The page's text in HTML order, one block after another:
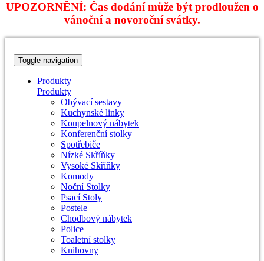
UPOZORNĚNÍ: Čas dodání může být prodloužen o
vánoční a novoroční svátky.
Toggle navigation
Produkty
Produkty
Obývací sestavy
Kuchynské linky
Koupelnový nábytek
Konferenční stolky
Spotřebiče
Nízké Skříňky
Vysoké Skříňky
Komody
Noční Stolky
Psací Stoly
Postele
Chodbový nábytek
Police
Toaletní stolky
Knihovny